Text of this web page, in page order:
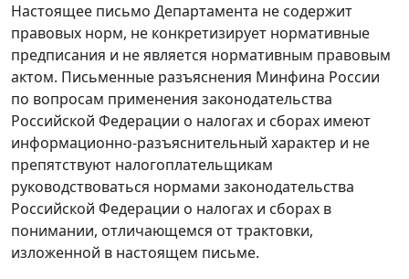
Настоящее письмо Департамента не содержит
правовых норм, не конкретизирует нормативные
предписания и не является нормативным правовым
актом. Письменные разъяснения Минфина России
по вопросам применения законодательства
Российской Федерации о налогах и сборах имеют
информационно-разъяснительный характер и не
препятствуют налогоплательщикам
руководствоваться нормами законодательства
Российской Федерации о налогах и сборах в
понимании, отличающемся от трактовки,
изложенной в настоящем письме.